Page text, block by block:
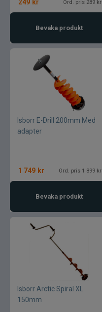
249 kr Ord. pris 289 kr
Bevaka produkt
Isborr E-Drill 200mm Med
adapter
1 749 kr Ord. pris 1 899 kr
Bevaka produkt
Isborr Arctic Spiral XL
150mm